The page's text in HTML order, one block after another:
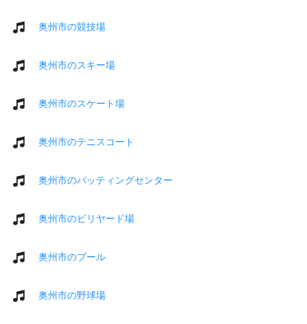
奥州市の競技場
奥州市のスキー場
奥州市のスケート場
奥州市のテニスコート
奥州市のバッティングセンター
奥州市のビリヤード場
奥州市のプール
奥州市の野球場